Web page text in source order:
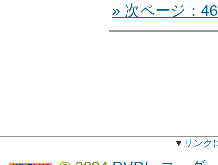
» 次ページ：
▼ リンク